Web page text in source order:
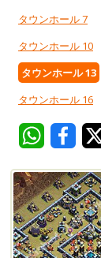
タウンホール 7
タウンホール 10
タウンホール 13
タウンホール 16